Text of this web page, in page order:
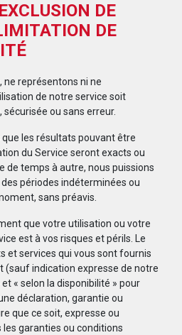
DE
DE
ne représentons ni ne
de notre service soit
ou sans erreur.
les résultats pouvant être
du Service seront exacts ou
de temps à autre, nous puissions
périodes indéterminées ou
sans préavis.
que votre utilisation ou votre
est à vos risques et périls. Le
et services qui vous sont fournis
(sauf indication expresse de notre
« selon la disponibilité » pour
déclaration, garantie ou
que ce soit, expresse ou
garanties ou conditions